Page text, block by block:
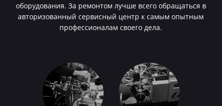
оборудования. За ремонтом лучше всего обращаться в
авторизованный сервисный центр к самым опытным
профессионалам своего дела.